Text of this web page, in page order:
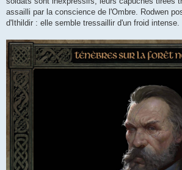
assailli par la conscience de l'Ombre. Rodwen
d'Ithildir : elle semble tressaillir d'un froid intense.